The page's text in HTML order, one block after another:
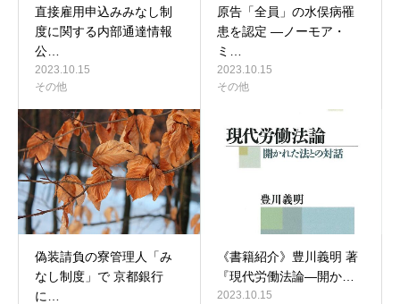
直接雇用申込みみなし制
度に関する内部通達情報
公…
2023.10.15
その他
原告「全員」の水俣病罹
患を認定 ―ノーモア・
ミ…
2023.10.15
その他
偽装請負の寮管理人「み
なし制度」で 京都銀行
に…
《書籍紹介》豊川義明 著
『現代労働法論―開か…
2023.10.15